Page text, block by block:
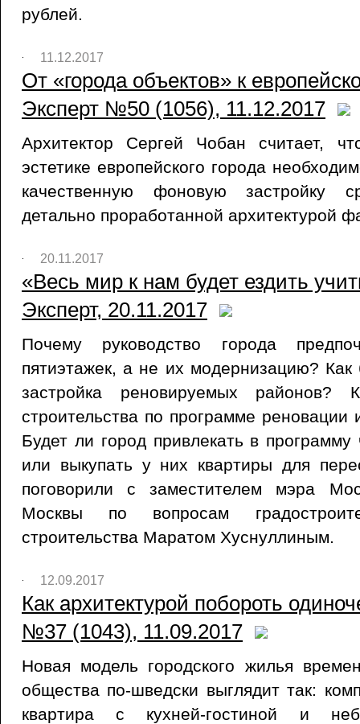
рублей.
11.12.2017
От «города объектов» к
Эксперт №50 (1056), 11.12.2017
Архитектор Сергей Чобан считает,
эстетике европейского города
качественную фоновую застройку
детально проработанной архитектурой
20.11.2017
«Весь мир к нам будет ездить
Эксперт, 20.11.2017
Почему руководство города
пятиэтажек, а не их модернизацию? Как
застройка реновируемых районов?
строительства по программе реновации
Будет ли город привлекать в
или выкупать у них квартиры для
поговорили с заместителем мэра
Москвы по вопросам
строительства Маратом Хуснуллиным.
12.09.2017
Как архитектурой побороть
№37 (1043), 11.09.2017
Новая модель городского жилья
общества по-шведски выглядит так:
квартира с кухней-гостиной и